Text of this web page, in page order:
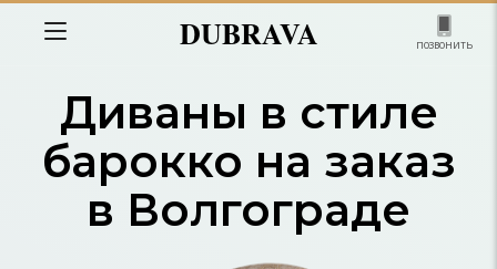
DUBRAVA позвонить
Диваны в стиле
барокко на заказ
в Волгограде